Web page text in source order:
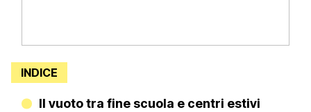
INDICE
Il vuoto tra fine scuola e centri estivi